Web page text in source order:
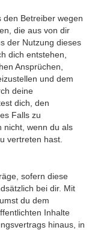
Betreiber wegen
die aus von dir
der Nutzung dieses
dich entstehen,
Ansprüchen,
und dem
deine
dich, den
Falls zu
nicht, wenn du als
vertreten hast.
sofern diese
bei dir. Mit
du dem
Inhalte
hinaus, in